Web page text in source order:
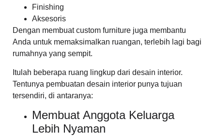
Finishing
Aksesoris
Dengan membuat custom furniture juga membantu
Anda untuk memaksimalkan ruangan, terlebih lagi bagi
rumahnya yang sempit.
Itulah beberapa ruang lingkup dari desain interior.
Tentunya pembuatan desain interior punya tujuan
tersendiri, di antaranya:
Membuat Anggota Keluarga
Lebih Nyaman